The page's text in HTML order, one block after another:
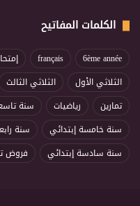
الكلمات المفاتيح
6ème année
français
الثلاثي الأول
الثلاثي الثالث
تمارين
رياضيات سنة
سنة خامسة إبتدائي
سنة
سنة سادسة إبتدائي
فروض